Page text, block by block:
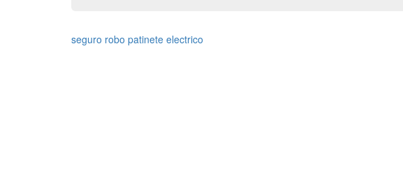
seguro robo patinete electrico